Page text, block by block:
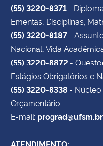
(55) 3220-8371 -
Ementas, Disciplinas,
(55) 3220-8187 -
Nacional, Vida
(55) 3220-8872 -
Estágios Obrigatórios e
(55) 3220-8338 - Núcleo
Orçamentário
E-mail: prograd@ufsm.br
ATENDIMENTO: